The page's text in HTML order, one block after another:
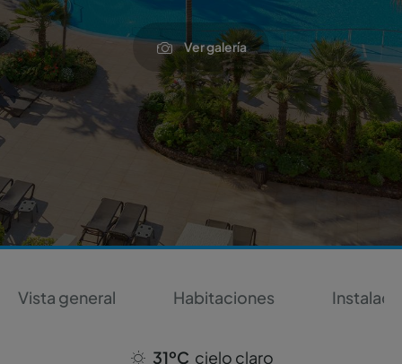
Ver galería
Vista general Habitaciones
31ºC cielo claro